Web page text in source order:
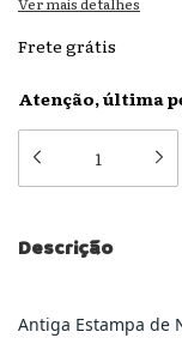
Frete grátis
Atenção, última
Descrição
Antiga Estampa de